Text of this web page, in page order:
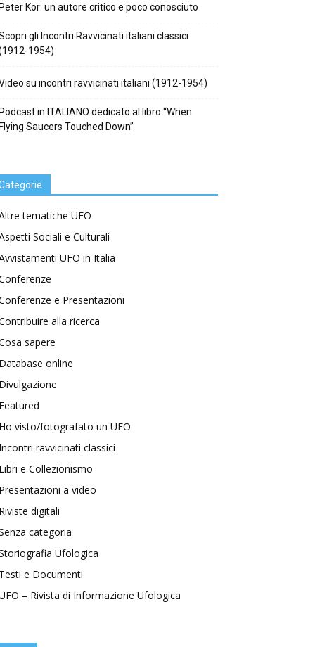
Kor: un autore critico e poco conosciuto
gli Incontri Ravvicinati italiani classici
1954)
su incontri ravvicinati italiani (1912-1954)
in ITALIANO dedicato al libro “When
Saucers Touched Down”
tematiche UFO
Sociali e Culturali
UFO in Italia
e Presentazioni
alla ricerca
sapere
online
visto/fotografato un UFO
ravvicinati classici
e Collezionismo
a video
digitali
categoria
Ufologica
e Documenti
– Rivista di Informazione Ufologica